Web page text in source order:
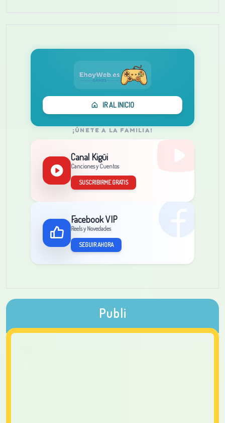
IR AL INICIO
¡ÚNETE A LA FAMILIA!
Canal Kigüi
Canciones y Cuentos
SUSCRIBIRME GRATIS
Facebook VIP
Reels y Novedades
SEGUIR AHORA
Publi